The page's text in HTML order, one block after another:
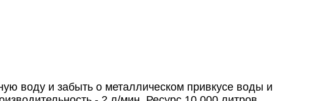
воду и забыть о металлическом привкусе воды и